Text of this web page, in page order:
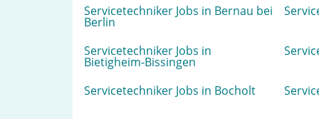
Servicetechniker Jobs in Bernau bei
Berlin
Servicetechniker Jobs in
Bietigheim-Bissingen
Servicetechniker Jobs in Bocholt